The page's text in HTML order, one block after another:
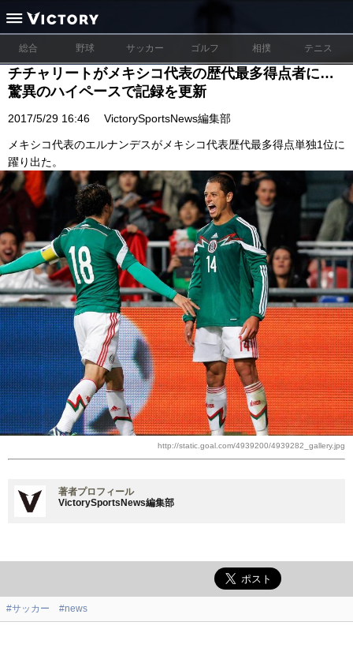
総合 野球 サッカー ゴルフ 相撲 テニス
チチャリートがメキシコ代表の歴代最多得点者に…
驚異のハイペースで記録を更新
2017/5/29 16:46 VictorySportsNews編集部
メキシコ代表のエルナンデスがメキシコ代表歴代最多得点単独1位に
躍り出た。
http://static.goal.com/4939200/4939282_gallery.jpg
著者プロフィール
VictorySportsNews編集部
#サッカー #news